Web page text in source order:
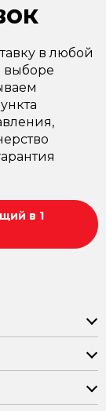
в любой
выборе
в 1